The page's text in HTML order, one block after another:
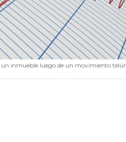
un inmueble luego de un movimiento